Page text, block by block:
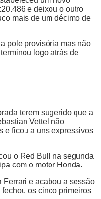
e deixou o outro
mais de um décimo de
pole provisória mas não
logo atrás de
terem sugerido que a
Vettel não
e ficou a uns expressivos
o Red Bull na segunda
com o motor Honda.
Ferrari e acabou a sessão
os cinco primeiros